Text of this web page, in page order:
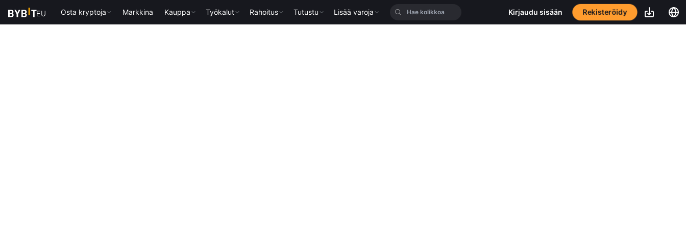
Osta kryptoja Markkina Kauppa Työkalut Rahoitus Tutustu Lisää varoja Kirjaudu sisään Rekisteröidy